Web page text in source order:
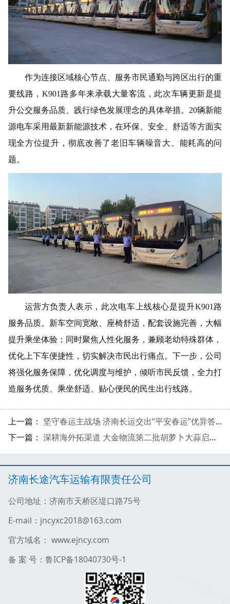
作为连接区域核心节点、服务市民通勤与跨区出行的重
要线路， K901路多年来承载大量客流，此次车辆更新是提
升公交服务品质、践行绿色发展理念的具体举措。20辆新能
源电车采用最新新能源技术，在环保、安全、舒适等方面实
现全方位提升，彻底改善了老旧车辆噪音大、能耗高的问
题。
运营方负责人表示，此次电车上线核心是提升K901路
服务品质。新车空间宽敞、座椅舒适，配套设施完善，大幅
提升乘坐体验；同时聚焦人性化服务，兼顾老幼特殊群体，
优化上下车便捷性，切实解决市民出行痛点。下一步，公司
将强化服务保障，优化调度与维护，倾听市民反馈，全力打
造服务优质、乘坐舒适、贴心便民的民生出行线路。
上一篇： 坚守春运主战场 济南长运交出“平安春运”优异答卷——济南长运2026年春运工作获市级多项表彰
下一篇： 深耕海外拓渠道 大金物流第二批胡萝卜大蒜启运发往越南
济南长途汽车运输有限责任公司
公司地址：济南市天桥区堤口路75号
E-mail：jncyxc2018@163.com
官方域名： www.ejncy.com
备 案 号：鲁ICP备18040730号-1